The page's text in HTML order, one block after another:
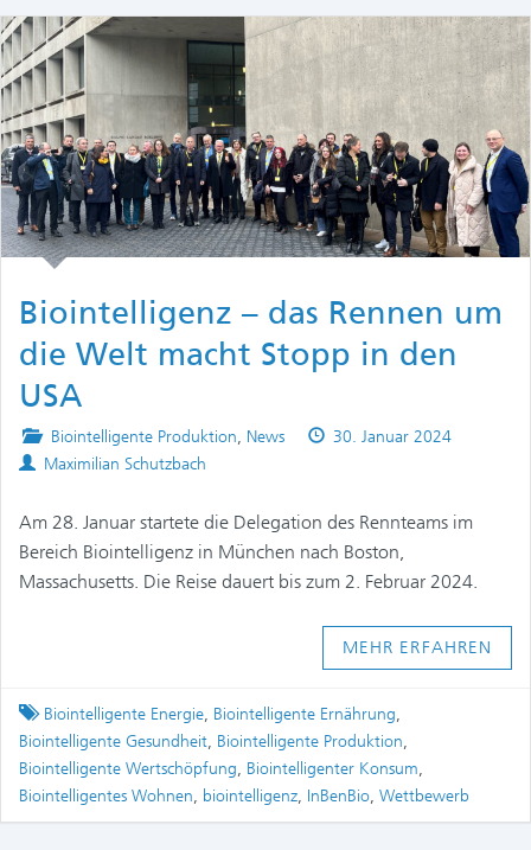
Biointelligenz – das Rennen um
die Welt macht Stopp in den
USA
Posted
in
Biointelligente Produktion, News
Published
30. Januar 2024
Authors
Maximilian Schutzbach
Am 28. Januar startete die Delegation des Rennteams im
Bereich Biointelligenz in München nach Boston,
Massachusetts. Die Reise dauert bis zum 2. Februar 2024.
MEHR ERFAHREN
Tagged
Biointelligente Energie, Biointelligente Ernährung,
Biointelligente Gesundheit, Biointelligente Produktion,
Biointelligente Wertschöpfung, Biointelligenter Konsum,
Biointelligentes Wohnen, biointelligenz, InBenBio, Wettbewerb